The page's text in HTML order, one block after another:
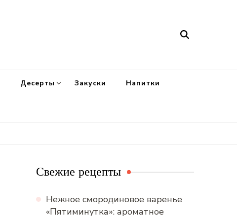
Десерты Закуски Напитки
Свежие рецепты
Нежное смородиновое варенье
«Пятиминутка»: ароматное